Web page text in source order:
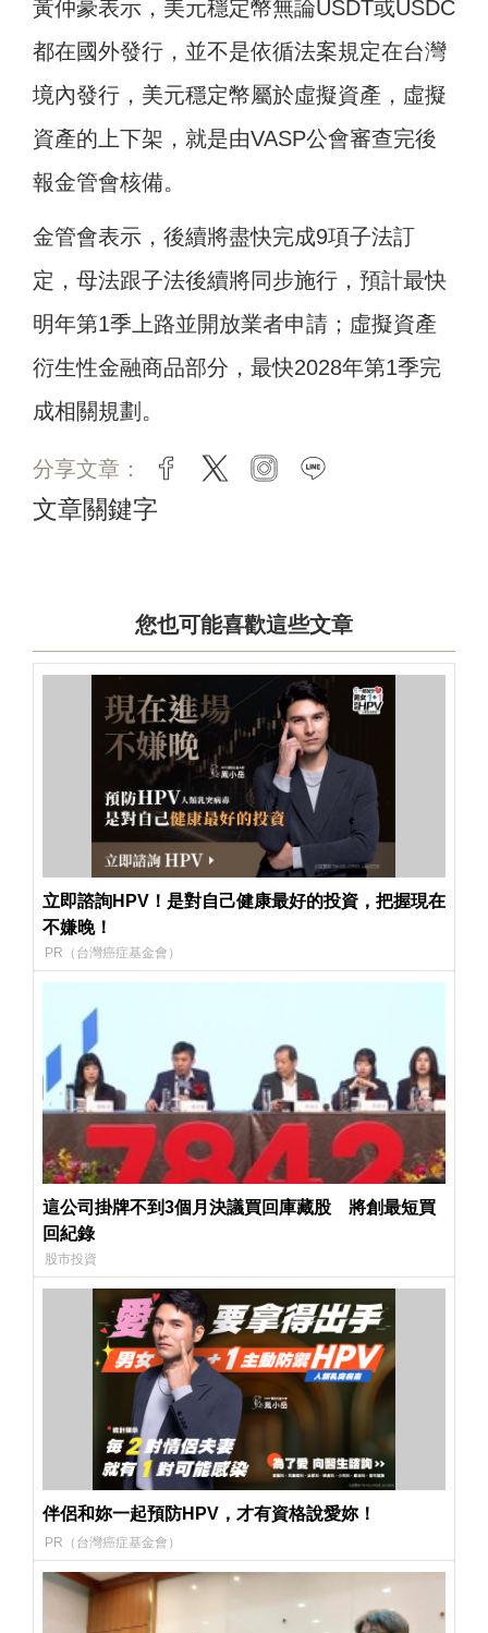
黃仲豪表示，美元穩定幣無論USDT或USDC
都在國外發行，並不是依循法案規定在台灣
境內發行，美元穩定幣屬於虛擬資產，虛擬
資產的上下架，就是由VASP公會審查完後
報金管會核備。
金管會表示，後續將盡快完成9項子法訂
定，母法跟子法後續將同步施行，預計最快
明年第1季上路並開放業者申請；虛擬資產
衍生性金融商品部分，最快2028年第1季完
成相關規劃。
分享文章： facebook
twitter instagram
文章關鍵字
您也可能喜歡這些文章
立即諮詢HPV！是對自己健康最好的投資，把握現在
不嫌晚！
PR（台灣癌症基金會）
這公司掛牌不到3個月決議買回庫藏股 將創最短買
回紀錄
股市投資
伴侶和妳一起預防HPV，才有資格說愛妳！
PR（台灣癌症基金會）